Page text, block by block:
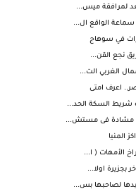
لمرافقة ميس...
الواقع ال...
في سوهاج
نجع القن...
الغربي الت...
اعرف امتى
شريط السكة الحد...
مشادة فى مستش...
الأمهات ( ا...
بجزيرة اولا...